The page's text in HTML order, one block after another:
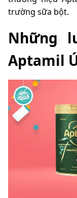
trường sữa bột.
Những
Aptamil